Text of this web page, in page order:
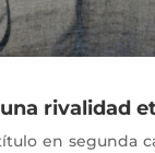
rivalidad
en segunda